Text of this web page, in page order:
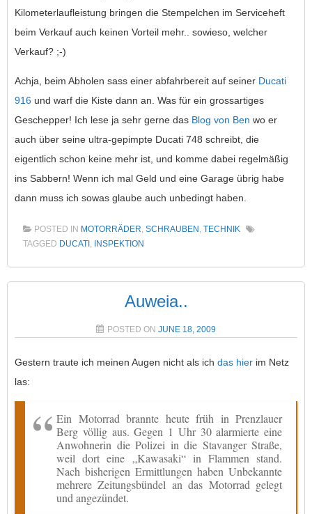
Kilometerlaufleistung bringen die Stempelchen im Serviceheft
beim Verkauf auch keinen Vorteil mehr.. sowieso, welcher
Verkauf? ;-)
Achja, beim Abholen sass einer abfahrbereit auf seiner Ducati
916 und warf die Kiste dann an. Was für ein grossartiges
Geschepper! Ich lese ja sehr gerne das Blog von Ben wo er
auch über seine ultra-gepimpte Ducati 748 schreibt, die
eigentlich schon keine mehr ist, und komme dabei regelmäßig
ins Sabbern! Wenn ich mal Geld und eine Garage übrig habe
dann muss ich sowas glaube auch unbedingt haben.
POSTED IN MOTORRÄDER, SCHRAUBEN , TECHNIK
TAGGED DUCATI , INSPEKTION
Auweia..
POSTED ON JUNE 18, 2009
Gestern traute ich meinen Augen nicht als ich das hier im Netz
las:
Ein Motorrad brannte heute früh in Prenzlauer
Berg völlig aus. Gegen 1 Uhr 30 alarmierte eine
Anwohnerin die Polizei in die Stavanger Straße,
weil dort eine „Kawasaki“ in Flammen stand.
Nach bisherigen Ermittlungen haben Unbekannte
mehrere Zeitungsbündel an das Motorrad gelegt
und angezündet.